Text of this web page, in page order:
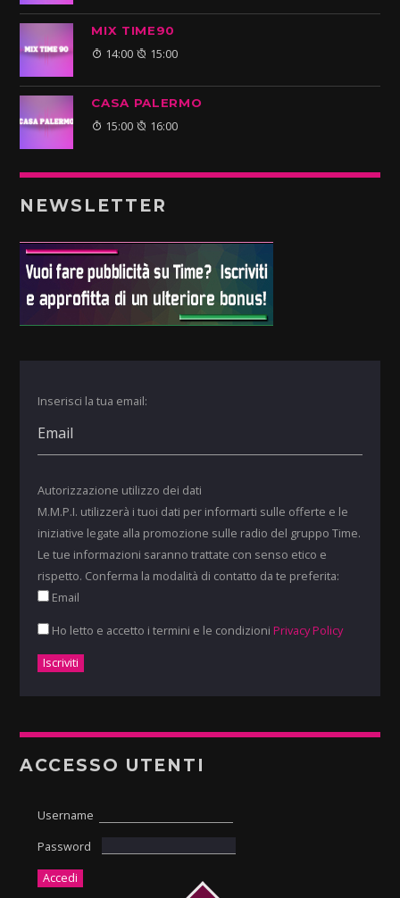
MIX TIME90
14:00 15:00
CASA PALERMO
15:00 16:00
NEWSLETTER
Inserisci la tua email:
Autorizzazione utilizzo dei dati
M.M.P.I. utilizzerà i tuoi dati per informarti sulle offerte e le
iniziative legate alla promozione sulle radio del gruppo Time.
Le tue informazioni saranno trattate con senso etico e
rispetto. Conferma la modalità di contatto da te preferita:
Email
Ho letto e accetto i termini e le condizioni Privacy Policy
ACCESSO UTENTI
Username
Password